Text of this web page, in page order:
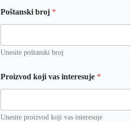
Poštanski broj *
Unesite poštanski broj
e
l
o
Proizvod koji vas interesuje *
Unesite proizvod koji vas interesuje